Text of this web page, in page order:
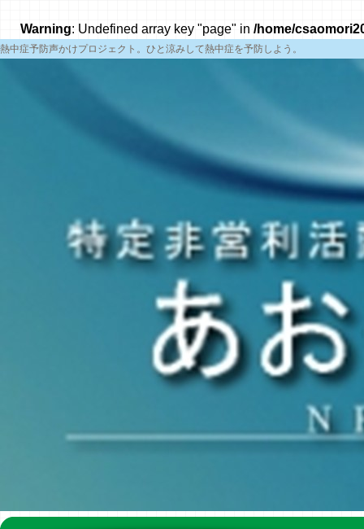
Warning: Undefined array key "page" in /home/
熱中症予防声かけプロジェクト。ひと涼みして熱中症を予防しよう。